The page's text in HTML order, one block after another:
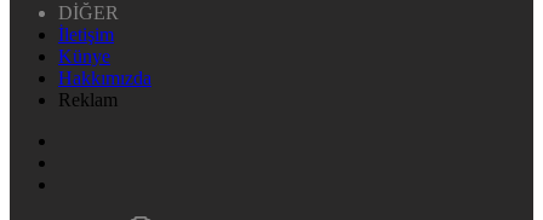
DİĞER
İletişim
Künye
Hakkımızda
Reklam